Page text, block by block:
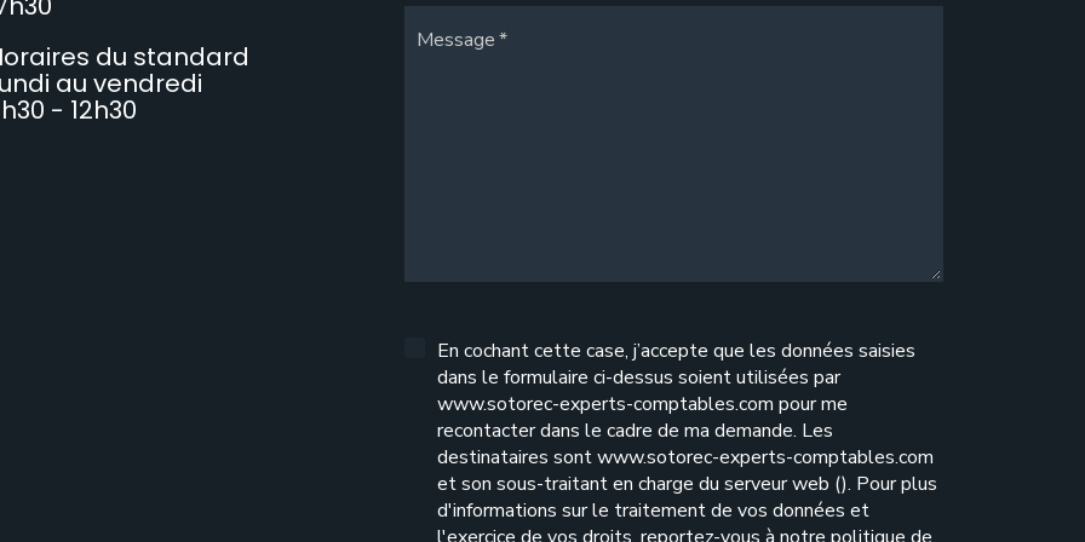
du standard
au vendredi
- 12h30
Message
En cochant cette case, j’accepte que les données saisies
dans le formulaire ci-dessus soient utilisées par
www.sotorec-experts-comptables.com pour me
recontacter dans le cadre de ma demande. Les
destinataires sont www.sotorec-experts-comptables.com
et son sous-traitant en charge du serveur web (). Pour plus
d'informations sur le traitement de vos données et